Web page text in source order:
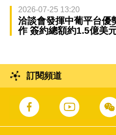
2026-07-25 13:20
洽談會發揮中葡平台優
作 簽約總額約1.5億美
訂閱頻道